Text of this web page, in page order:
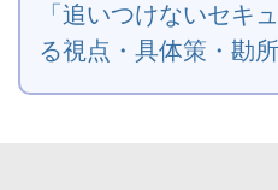
「追いつけないセキ
る視点・具体策・勘